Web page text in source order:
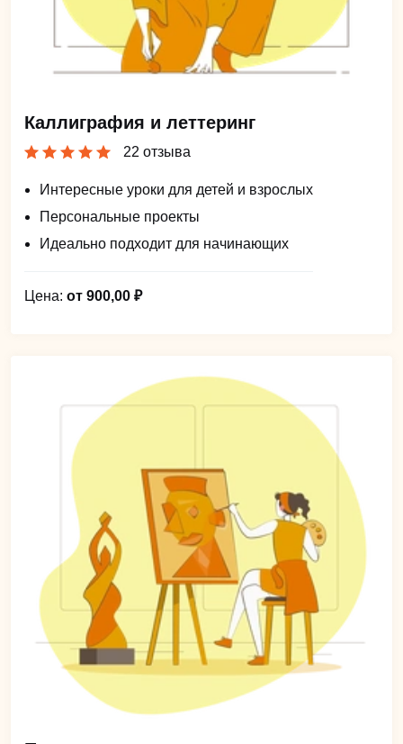
Каллиграфия и леттеринг
22 отзыва
Интересные уроки для детей и взрослых
Персональные проекты
Идеально подходит для начинающих
Цена: от 900,00 ₽